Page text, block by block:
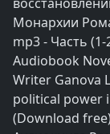
Монархии
mp3 - Часть (1-
Audiobook
Writer Ganova
political power
(Download